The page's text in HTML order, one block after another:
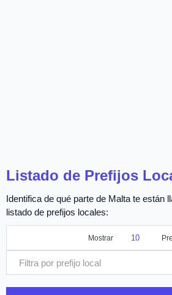
Listado de Prefijos
Identifica de qué parte de Malta te están
listado de prefijos locales:
Mostrar